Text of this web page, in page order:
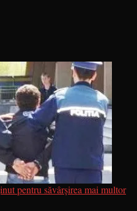
pentru săvârșirea mai multor